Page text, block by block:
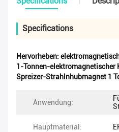
Specifications
Hervorheben:
1-Tonnen-elektromagnetischer
Spreizer-Strahlnhubmagnet 1
Anwendung:
Hauptmaterial: